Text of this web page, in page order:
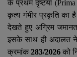
के प्रथम दृष्टया (
कृत्य गंभीर प्रकृति का
देखते हुए अग्रिम जमानत
इसके साथ ही अदालत ने
क्रमांक 283/2026 को